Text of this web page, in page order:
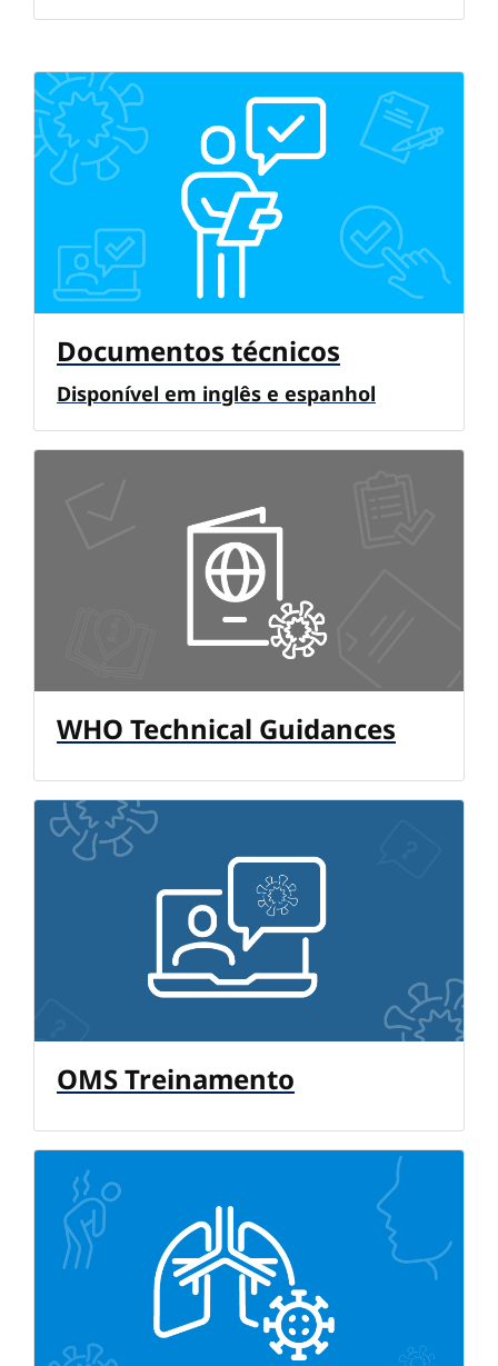
Documentos técnicos
Disponível em inglês e espanhol
WHO Technical Guidances
OMS Treinamento